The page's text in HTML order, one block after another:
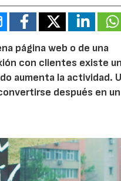
página web o de una
con clientes existe
aumenta la actividad.
después en un